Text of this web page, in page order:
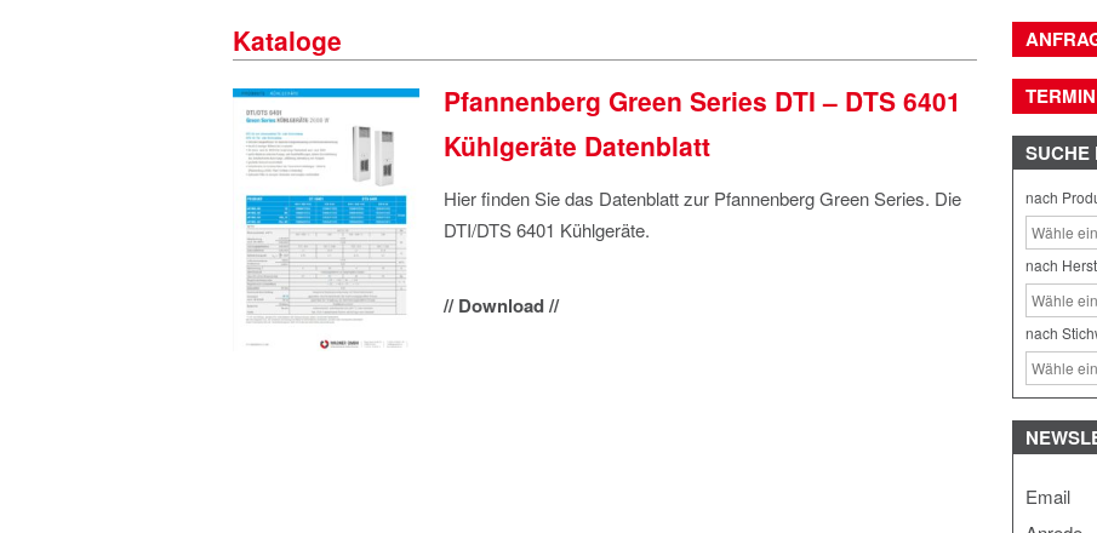
Kataloge
Pfannenberg Green Series DTI – DTS 6401
Kühlgeräte Datenblatt
Hier finden Sie das Datenblatt zur Pfannenberg Green Series. Die
DTI/DTS 6401 Kühlgeräte.
// Download //
SUCHE
nach
nach
nach
Email